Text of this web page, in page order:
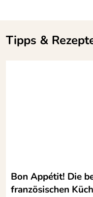
Tipps &
Bon Appétit! Die
französischen